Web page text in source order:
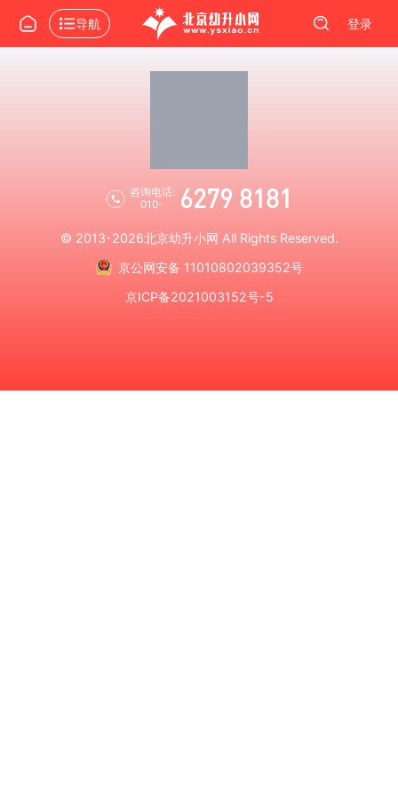
导航 登录
咨询电话:
010-
6279 8181
© 2013-2026北京幼升小网 All Rights Reserved.
京公网安备 11010802039352号
京ICP备2021003152号-5